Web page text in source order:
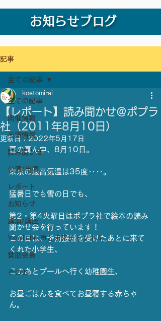
お知らせブログ
記事
全ての記事
開催情報
出演情報
読み聞かせ
公演/出演
レポート
お知らせ
講演/講座
YouTube 声と未来チャンネル
賛助会員
その他
全ての記事
【レポート】読み聞かせ＠ポプラ
社（2011年8月10日）
koetomirai
更新日：2022年5月17日
夏の真ん中、8月10日。
東京の最高気温は35度‥‥。
猛暑日でも雪の日でも、
第2・第4火曜日はポプラ社で絵本の読み
聞かせ会を行っています！
この日は、予防接種を受けたあとに来て
くれた小学生、
このあとプールへ行く幼稚園生、
お昼ごはんを食べてお昼寝する赤ちゃ
ん。